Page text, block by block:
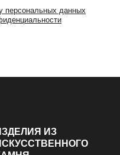
персональных данных
ИЗ